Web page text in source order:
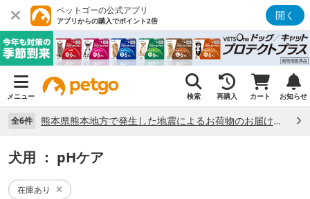
ペットゴーの公式アプリ
アプリからの購入でポイント2倍 開く
メニュー 検索 再購入 カート お知らせ
全6件 熊本県熊本地方で発生した地震によるお荷物のお届け状況について （7/28）
犬用 ： pHケア
在庫あり